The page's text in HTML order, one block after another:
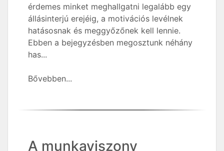
érdemes minket meghallgatni legalább egy
állásinterjú erejéig, a motivációs levélnek
hatásosnak és meggyőzőnek kell lennie.
Ebben a bejegyzésben megosztunk néhány
has...
Bővebben...
A munkaviszony